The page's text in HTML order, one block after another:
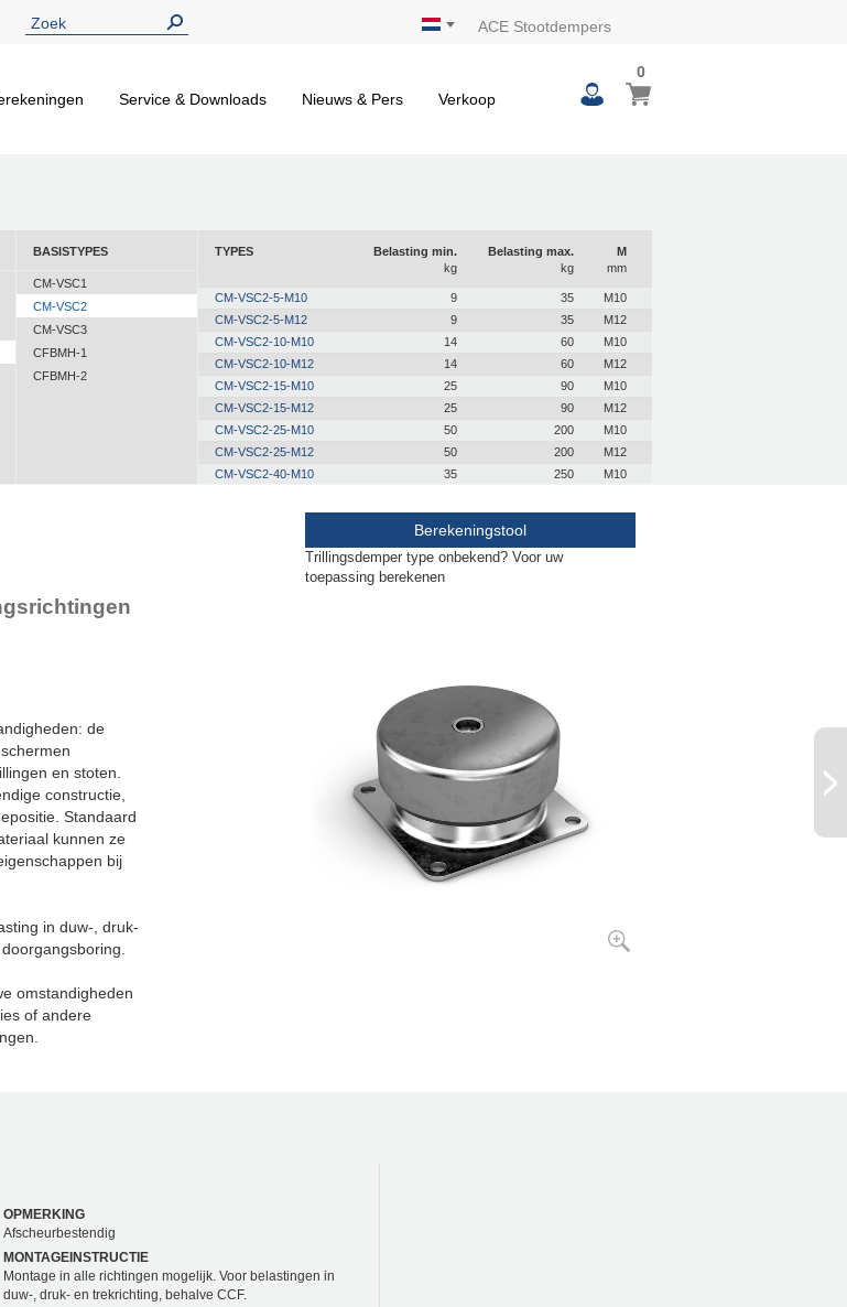
ACE Stootdempers
Service & Downloads Nieuws & Pers Verkoop
0
BASISTYPES
CM-VSC1
CM-VSC2
CM-VSC3
CFBMH-1
CFBMH-2
TYPES
Belasting min.
kg
Belasting max.
kg
M
mm
CM-VSC2-5-M10 9 35
M10
CM-VSC2-5-M12
9 35
M12
CM-VSC2-10-M10
14 60
M10
CM-VSC2-10-M12
14 60
M12
CM-VSC2-15-M10
25 90
M10
CM-VSC2-15-M12
25 90
M12
CM-VSC2-25-M10
50 200
M10
CM-VSC2-25-M12
50 200
M12
CM-VSC2-40-M10
35 250
M10
de
en stoten.
constructie,
Standaard
kunnen ze
bij
in duw-, druk-
omstandigheden
of andere
Berekeningstool
Trillingsdemper type onbekend? Voor uw
toepassing berekenen
OPMERKING
Afscheurbestendig
MONTAGEINSTRUCTIE
Montage in alle richtingen mogelijk. Voor belastingen in
duw-, druk- en trekrichting, behalve CCF.